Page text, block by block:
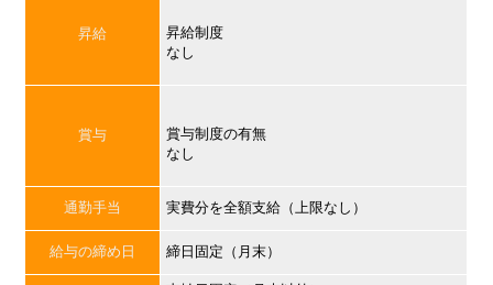
昇給
昇給制度
なし
賞与
賞与制度の有無
なし
通勤手当 実費分を全額支給（上限なし）
給与の締め日 締日固定（月末）